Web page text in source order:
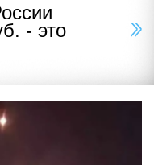
- это